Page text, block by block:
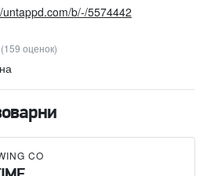
untappd.com/b/-/5574442
(159 оценок)
CO